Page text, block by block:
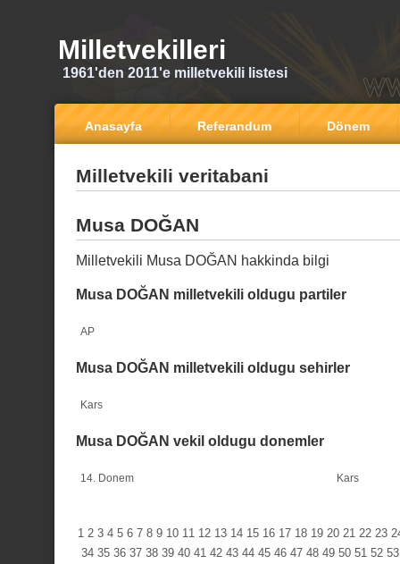
Milletvekilleri
1961'den 2011'e milletvekili listesi
Anasayfa Referandum Dönem
Milletvekili veritabani
Musa DOĞAN
Milletvekili Musa DOĞAN hakkinda bilgi
Musa DOĞAN milletvekili oldugu partiler
AP
Musa DOĞAN milletvekili oldugu sehirler
Kars
Musa DOĞAN vekil oldugu donemler
14. Donem Kars
1 2 3 4 5 6 7 8 9 10 11 12 13 14 15 16 17 18 19 20 21 22 23
34 35 36 37 38 39 40 41 42 43 44 45 46 47 48 49 50 51 52 53